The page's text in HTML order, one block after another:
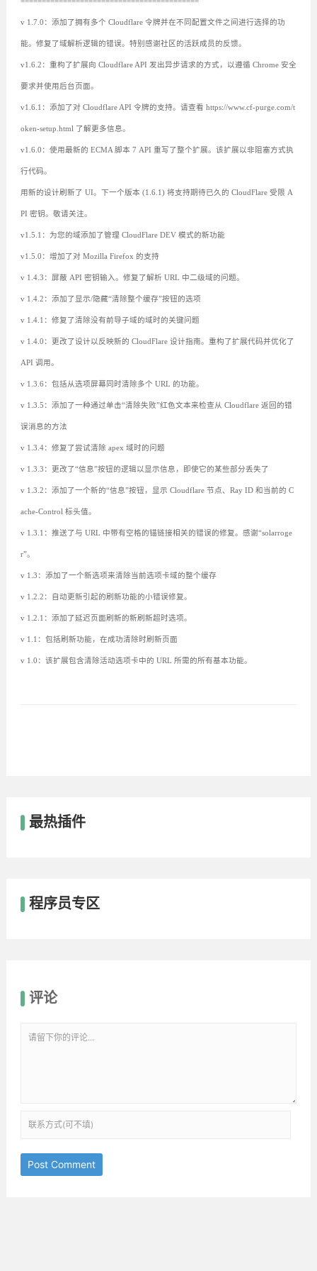
v 1.7.0：添加了拥有多个 Cloudflare 令牌并在不同配置文件之间进行选择的功
能。修复了域解析逻辑的错误。特别感谢社区的活跃成员的反馈。
v1.6.2：重构了扩展向 Cloudflare API 发出异步请求的方式，以遵循 Chrome 安全
要求并使用后台页面。
v1.6.1：添加了对 Cloudflare API 令牌的支持。请查看 https://www.cf-purge.com/t
oken-setup.html 了解更多信息。
v1.6.0：使用最新的 ECMA 脚本 7 API 重写了整个扩展。该扩展以非阻塞方式执
行代码。
用新的设计刷新了 UI。下一个版本 (1.6.1) 将支持期待已久的 CloudFlare 受限 A
PI 密钥。敬请关注。
v1.5.1：为您的域添加了管理 CloudFlare DEV 模式的新功能
v1.5.0：增加了对 Mozilla Firefox 的支持
v 1.4.3：屏蔽 API 密钥输入。修复了解析 URL 中二级域的问题。
v 1.4.2：添加了显示/隐藏“清除整个缓存”按钮的选项
v 1.4.1：修复了清除没有前导子域的域时的关键问题
v 1.4.0：更改了设计以反映新的 CloudFlare 设计指南。重构了扩展代码并优化了
API 调用。
v 1.3.6：包括从选项屏幕同时清除多个 URL 的功能。
v 1.3.5：添加了一种通过单击“清除失败”红色文本来检查从 Cloudflare 返回的错
误消息的方法
v 1.3.4：修复了尝试清除 apex 域时的问题
v 1.3.3：更改了“信息”按钮的逻辑以显示信息，即使它的某些部分丢失了
v 1.3.2：添加了一个新的“信息”按钮，显示 Cloudflare 节点、Ray ID 和当前的 C
ache-Control 标头值。
v 1.3.1：推送了与 URL 中带有空格的锚链接相关的错误的修复。感谢“solarroge
r”。
v 1.3：添加了一个新选项来清除当前选项卡域的整个缓存
v 1.2.2：自动更新引起的刷新功能的小错误修复。
v 1.2.1：添加了延迟页面刷新的新刷新超时选项。
v 1.1：包括刷新功能，在成功清除时刷新页面
v 1.0：该扩展包含清除活动选项卡中的 URL 所需的所有基本功能。
最热插件
程序员专区
评论
Post Comment